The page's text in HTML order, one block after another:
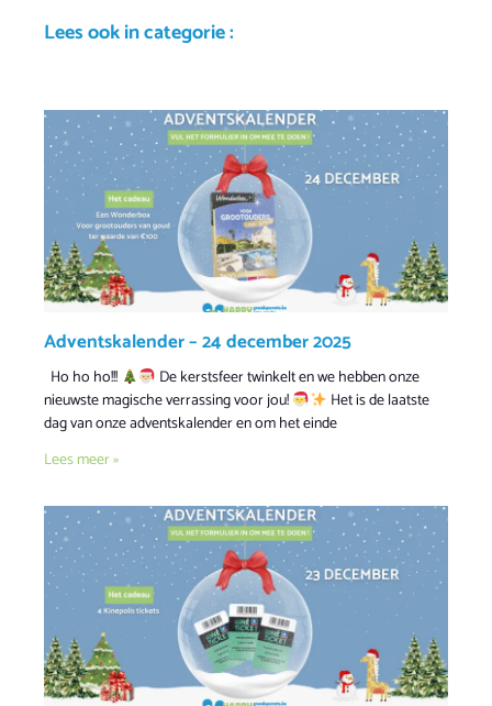
Lees ook in categorie :
Adventskalender – 24 december 2025
Ho ho ho!!!
De kerstsfeer twinkelt en we hebben onze
nieuwste magische verrassing voor jou!
Het is de laatste
dag van onze adventskalender en om het einde
Lees meer »